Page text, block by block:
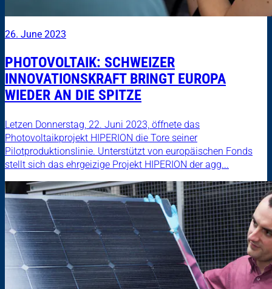
26. June 2023
PHOTOVOLTAIK: SCHWEIZER
INNOVATIONSKRAFT BRINGT EUROPA
WIEDER AN DIE SPITZE
Letzen Donnerstag, 22. Juni 2023, öffnete das
Photovoltaikprojekt HIPERION die Tore seiner
Pilotproduktionslinie. Unterstützt von europäischen Fonds
stellt sich das ehrgeizige Projekt HIPERION der agg...